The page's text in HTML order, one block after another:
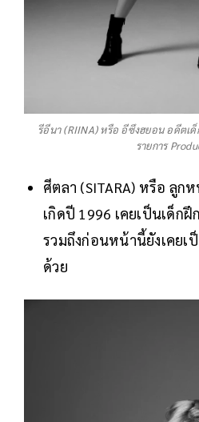
รีอีนา (RIINA) หรือ อีซึงฮยอน อดีตเ
รายการ
ศีตลา (SITARA) หรือ ลูก
เกิดปี 1996 เคยเป็นเด็กฝึ
รวมถึงก่อนหน้านี้ยังเคย
ด้วย